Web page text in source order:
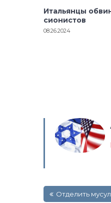
Итальянцы
сионистов
08.26.2024
по Отделить